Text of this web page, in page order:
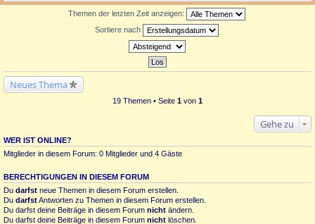
Themen der letzten Zeit anzeigen:
Sortiere nach
Neues Thema
19 Themen • Seite 1 von 1
Gehe zu
WER IST ONLINE?
Mitglieder in diesem Forum: 0 Mitglieder und 4 Gäste
BERECHTIGUNGEN IN DIESEM FORUM
Du darfst neue Themen in diesem Forum erstellen.
Du darfstAntworten zu Themen in diesem Forum erstellen.
Du darfst deine Beiträge in diesem Forum nicht ändern.
Du darfst deine Beiträge in diesem Forum nicht löschen.